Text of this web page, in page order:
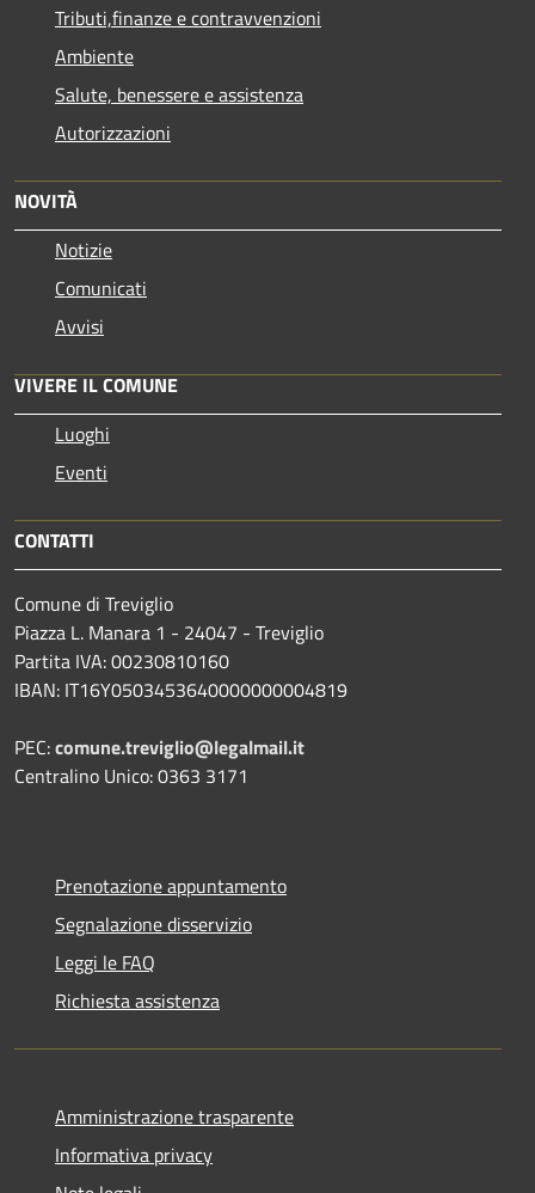
Tributi,finanze e contravvenzioni
Ambiente
Salute, benessere e assistenza
Autorizzazioni
NOVITÀ
Notizie
Comunicati
Avvisi
VIVERE IL COMUNE
Luoghi
Eventi
CONTATTI
Comune di Treviglio
Piazza L. Manara 1 - 24047 - Treviglio
Partita IVA: 00230810160
IBAN: IT16Y0503453640000000004819
PEC:comune.treviglio@legalmail.it
Centralino Unico: 0363 3171
Prenotazione appuntamento
Segnalazione disservizio
Leggi le FAQ
Richiesta assistenza
Amministrazione trasparente
Informativa privacy